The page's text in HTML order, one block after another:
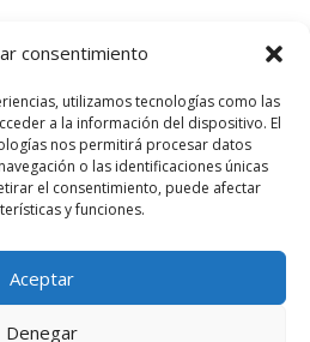
consentimiento
utilizamos tecnologías como las
a la información del dispositivo. El
nos permitirá procesar datos
o las identificaciones únicas
el consentimiento, puede afectar
y funciones.
Aceptar
Denegar